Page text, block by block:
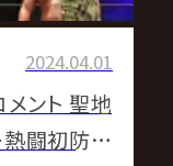
2024.04.01
ント 聖地
闘初防衛